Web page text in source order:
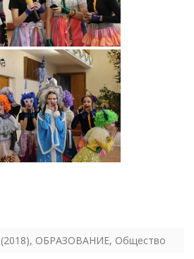
, ОБРАЗОВАНИЕ, Общество